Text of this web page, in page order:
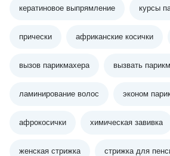
кератиновое выпрямление курсы
прически африканские косички
вызов парикмахера вызвать
ламинирование волос эконом
афрокосички химическая завивка
женская стрижка стрижка для